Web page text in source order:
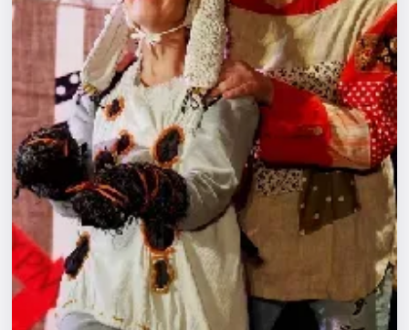
Города
Площадки
Артисты
Рейтинги